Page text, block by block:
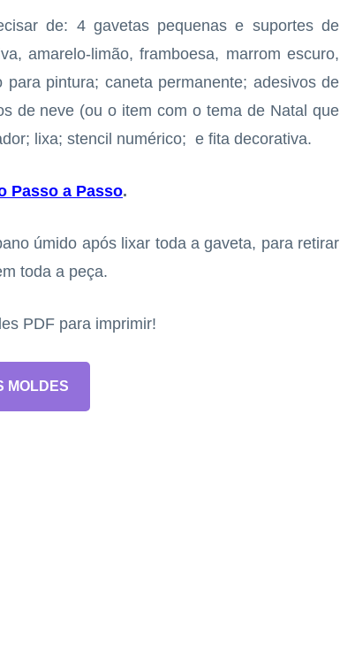
de: 4 gavetas pequenas e suportes de
amarelo-limão, framboesa, marrom escuro,
pintura; caneta permanente; adesivos de
de neve (ou o item com o tema de Natal que
lixa; stencil numérico; e fita decorativa.
Passo a Passo.
úmido após lixar toda a gaveta, para retirar
toda a peça.
PDF para imprimir!
MOLDES